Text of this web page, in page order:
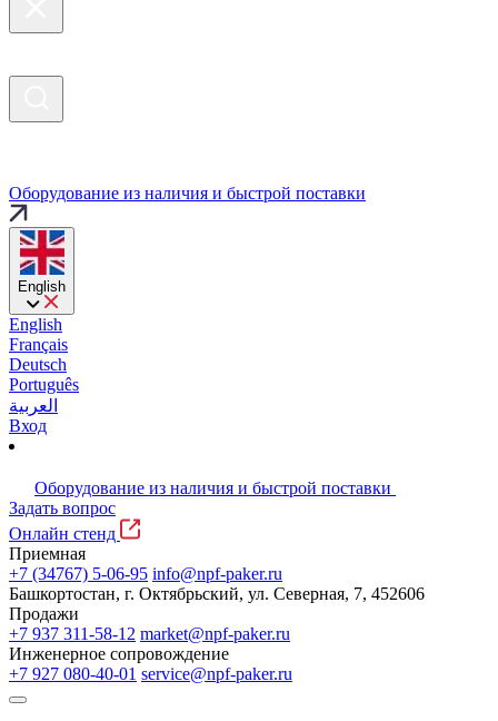
Оборудование из наличия и быстрой поставки
English
English
Français
Deutsch
Português
العربية
Вход
Оборудование из наличия и быстрой поставки
Задать вопрос
Онлайн стенд
Приемная
+7 (34767) 5-06-95 info@npf-paker.ru
Башкортостан, г. Октябрьский, ул. Северная, 7, 452606
Продажи
+7 937 311-58-12 market@npf-paker.ru
Инженерное сопровождение
+7 927 080-40-01 service@npf-paker.ru